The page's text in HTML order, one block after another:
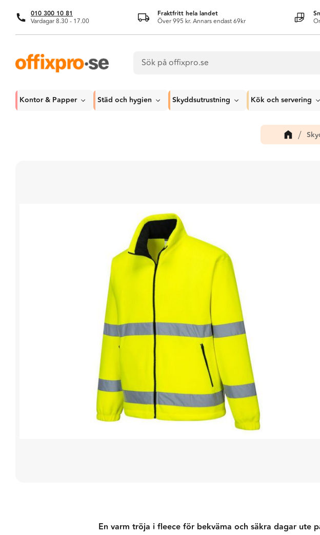
010 300 10 81
Vardagar 8.30 - 17.00
Fraktfritt hela landet
Över 995 kr. Annars endast 69kr
Kontor & Papper Städ och hygien Skyddsutrustning Kök och servering
En varm tröja i fleece för bekväma och säkra dagar ute